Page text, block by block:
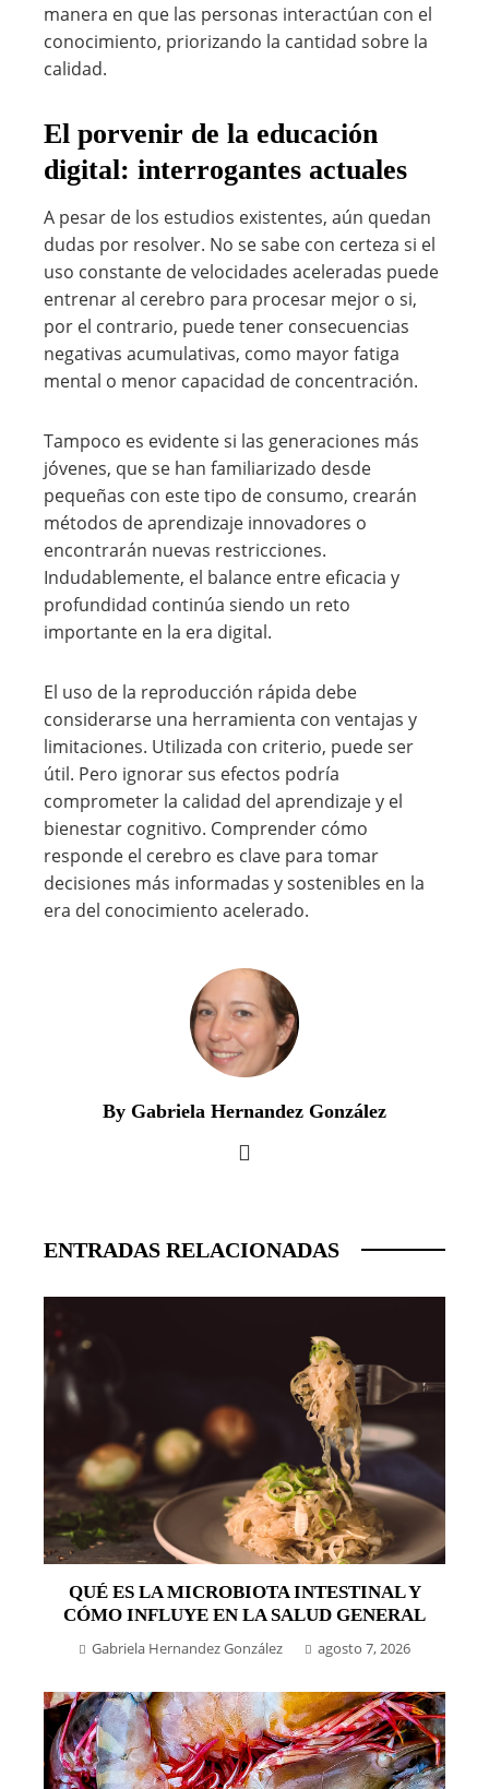
manera en que las personas interactúan con el
conocimiento, priorizando la cantidad sobre la
calidad.
El porvenir de la educación
digital: interrogantes actuales
A pesar de los estudios existentes, aún quedan
dudas por resolver. No se sabe con certeza si el
uso constante de velocidades aceleradas puede
entrenar al cerebro para procesar mejor o si,
por el contrario, puede tener consecuencias
negativas acumulativas, como mayor fatiga
mental o menor capacidad de concentración.
Tampoco es evidente si las generaciones más
jóvenes, que se han familiarizado desde
pequeñas con este tipo de consumo, crearán
métodos de aprendizaje innovadores o
encontrarán nuevas restricciones.
Indudablemente, el balance entre eficacia y
profundidad continúa siendo un reto
importante en la era digital.
El uso de la reproducción rápida debe
considerarse una herramienta con ventajas y
limitaciones. Utilizada con criterio, puede ser
útil. Pero ignorar sus efectos podría
comprometer la calidad del aprendizaje y el
bienestar cognitivo. Comprender cómo
responde el cerebro es clave para tomar
decisiones más informadas y sostenibles en la
era del conocimiento acelerado.
By Gabriela Hernandez González
ENTRADAS RELACIONADAS
QUÉ ES LA MICROBIOTA INTESTINAL Y
CÓMO INFLUYE EN LA SALUD GENERAL
Gabriela Hernandez González agosto 7, 2026